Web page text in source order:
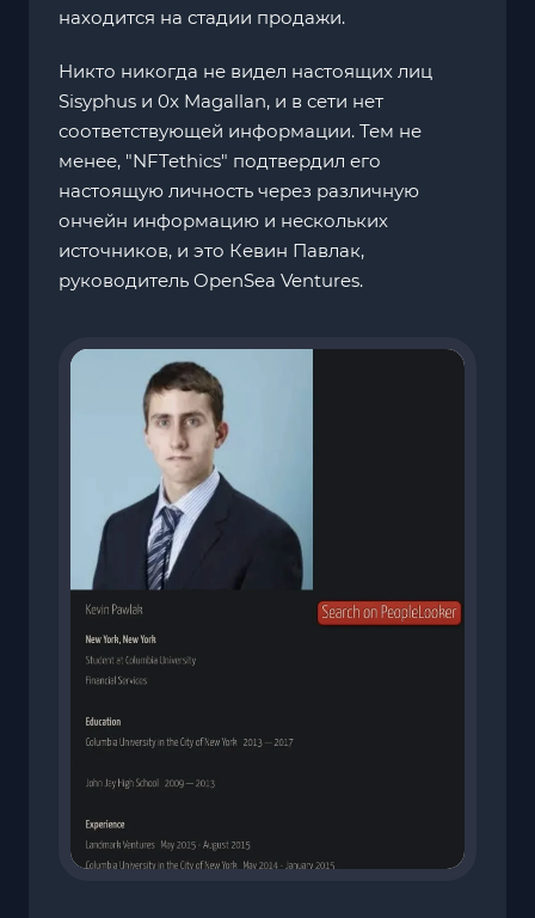
находится на стадии продажи.
Никто никогда не видел настоящих лиц
Sisyphus и 0x Magallan, и в сети нет
соответствующей информации. Тем не
менее, "NFTethics" подтвердил его
настоящую личность через различную
ончейн информацию и нескольких
источников, и это Кевин Павлак,
руководитель OpenSea Ventures.